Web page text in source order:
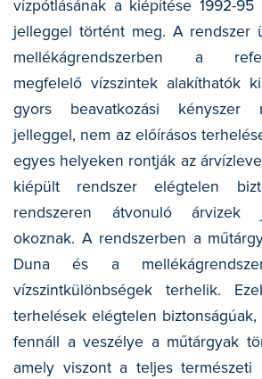
vízpótlásának a kiépítése 1992-
jelleggel történt meg. A rendszer
mellékágrendszerben a
megfelelő vízszintek alakíthatók
gyors beavatkozási kényszer
jelleggel, nem az előírásos
egyes helyeken rontják az
kiépült rendszer elégtelen
rendszeren átvonuló árvizek
okoznak. A rendszerben a
Duna és a
vízszintkülönbségek terhelik.
terhelések elégtelen
fennáll a veszélye a műtárgyak
amely viszont a teljes természeti